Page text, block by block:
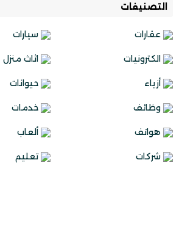
التصنيفات
عقارات سيارات
الكترونيات اثاث منزل
أزياء حيوانات
وظائف خدمات
هواتف ألعاب
شركات تعليم